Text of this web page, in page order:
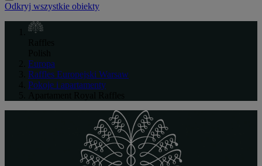
Odkryj wszystkie obiekty
Europa
Raffles Europejski Warsaw
Pokoje i apartamenty